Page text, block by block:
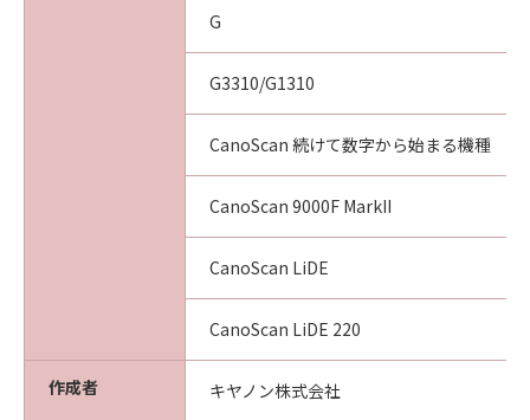
G
G3310/G1310
CanoScan 続けて数字から始まる機種
CanoScan 9000F MarkII
CanoScan LiDE
CanoScan LiDE 220
作成者 キヤノン株式会社